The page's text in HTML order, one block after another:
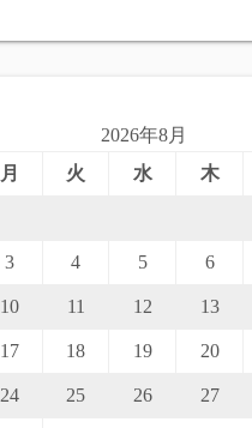
2026年8月
月 火 水 木
3 4 5 6
10 11 12 13
17 18 19 20
24 25 26 27